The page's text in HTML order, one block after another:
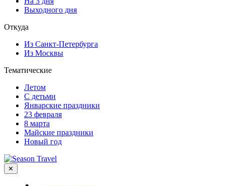
Выходного дня
Откуда
Из Санкт-Петербурга
Из Москвы
Тематические
Летом
С детьми
Январские праздники
23 февраля
8 марта
Майские праздники
Новый год
✕